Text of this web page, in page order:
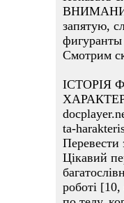
запятую,
фигуранты
Смотрим
ІСТОРІЯ
ta-
Перевести
Цікавий
роботі